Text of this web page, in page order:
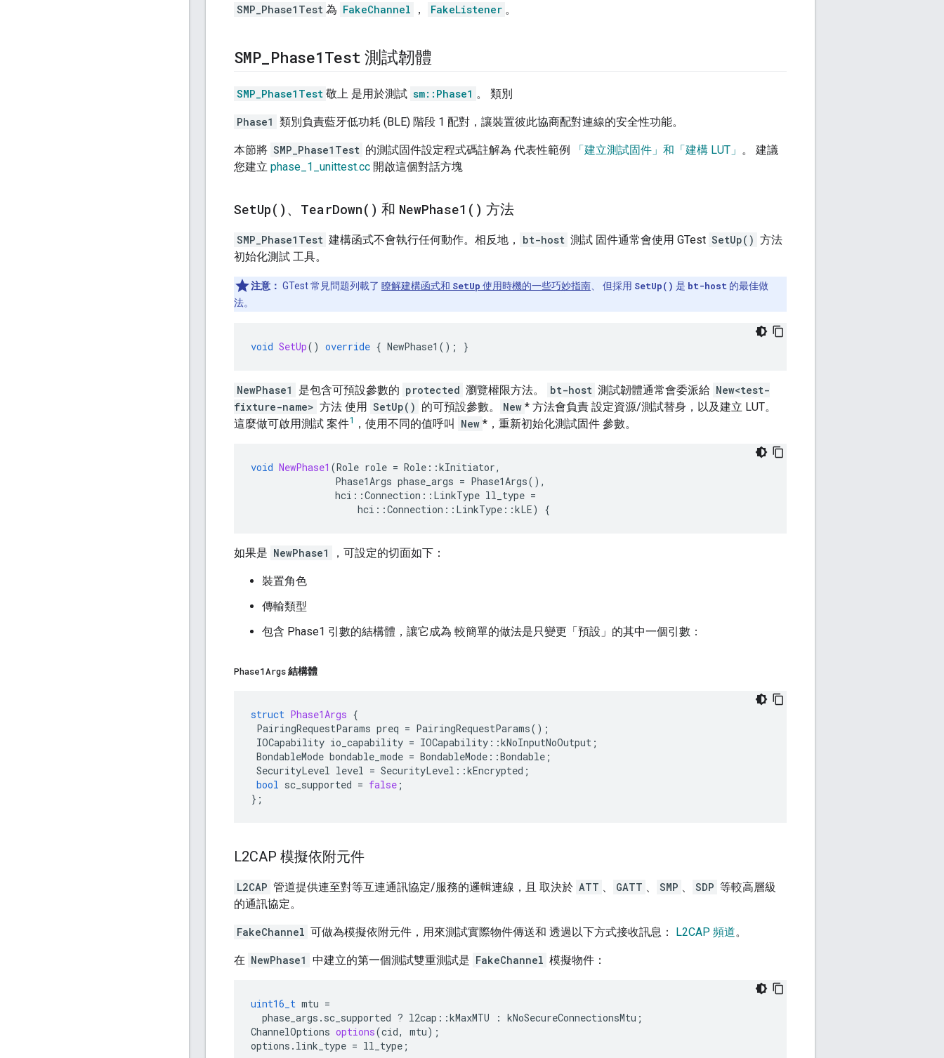
SMP_Phase1Test 為 FakeChannel ， FakeListener 。
SMP_ Phase1Test 測試韌體
SMP_Phase1Test 敬上 是用於測試 sm::Phase1 。 類別
Phase1 類別負責藍牙低功耗 (BLE) 階段 1 配對，讓裝置彼此協商配對連線的安全性功能。
本節將 SMP_Phase1Test 的測試固件設定程式碼註解為 代表性範例 「建立測試固件」和「建構 LUT」 。 建議
您建立 phase_1_unittest.cc 開啟這個對話方塊
SetUp( ) 、 TearDown( ) 和 NewPhase1( ) 方法
SMP_Phase1Test 建構函式不會執行任何動作。相反地， bt-host 測試 固件通常會使用 GTest SetUp() 方法
初始化測試 工具。
注意： GTest 常見問題列載了 瞭解建構函式和 SetUp 使用時機的一些巧妙指南 、 但採用 SetUp() 是 bt-host 的最佳做
法。
void SetUp() override { NewPhase1 (); }
NewPhase1 是包含可預設參數的 protected 瀏覽權限方法。 bt-host 測試韌體通常會委派給 New<test-
fixture-name> 方法 使用 SetUp() 的可預設參數。 New * 方法會負責 設定資源/測試替身，以及建立 LUT。
這麼做可啟用測試 案件1 ，使用不同的值呼叫 New *，重新初始化測試固件 參數。
void NewPhase1 (Role role = Role ::kInitiator,
Phase1Args phase_args = Phase1Args(),
hci ::Connection :: LinkType ll_type =
hci ::Connection :: LinkType ::kLE) {
如果是 NewPhase1 ，可設定的切面如下：
裝置角色
傳輸類型
包含 Phase1 引數的結構體，讓它成為 較簡單的做法是只變更「預設」的其中一個引數：
Phase1Args結構體
struct Phase1Args {
PairingRequestParams preq = PairingRequestParams();
IOCapability io_capability = IOCapability ::kNoInputNoOutput ;
BondableMode bondable_mode = BondableMode ::Bondable ;
SecurityLevel level = SecurityLevel ::kEncrypted ;
bool sc_supported = false ;
};
L2CAP 模擬依附元件
L2CAP 管道提供連至對等互連通訊協定/服務的邏輯連線，且 取決於 ATT 、 GATT 、 SMP 、 SDP 等較高層級
的通訊協定。
FakeChannel 可做為模擬依附元件，用來測試實際物件傳送和 透過以下方式接收訊息： L2CAP 頻道。
在 NewPhase1 中建立的第一個測試雙重測試是 FakeChannel 模擬物件：
uint16_t mtu =
phase_args . sc_supported ? l2cap ::kMaxMTU : kNoSecureConnectionsMtu ;
ChannelOptions options(cid, mtu);
options . link_type = ll_type ;